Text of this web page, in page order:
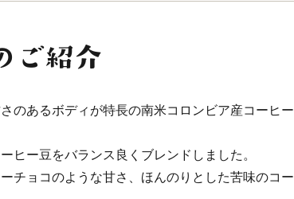
のあるボディが特長の南米コロンビア産コーヒー
ヒー豆をバランス良くブレンドしました。
チョコのような甘さ、ほんのりとした苦味のコー